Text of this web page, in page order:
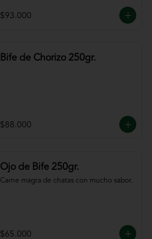
$93.000
Bife de Chorizo 250gr.
$88.000
Ojo de Bife 250gr.
Carne magra de chatas con mucho sabor.
$65.000